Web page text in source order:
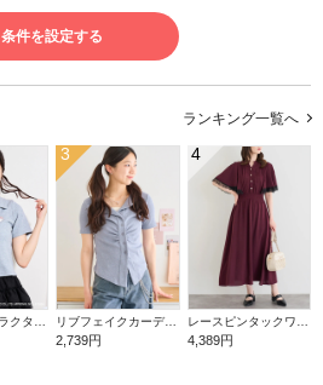
条件を設定する
ランキング一覧へ
サンリオキャラクターズ ダブルZIPラメトップス
3
リブフェイクカーディガン
2,739円
4
レースピンタックワンピース
4,389円